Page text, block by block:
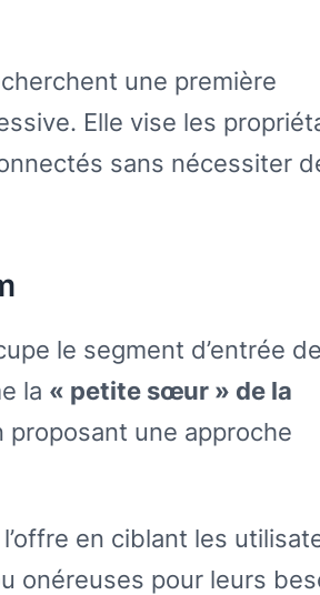
une première
Elle vise les
sans nécessiter
le segment d’entrée de
la « petite sœur » de la
proposant une approche
en ciblant les
onéreuses pour leurs